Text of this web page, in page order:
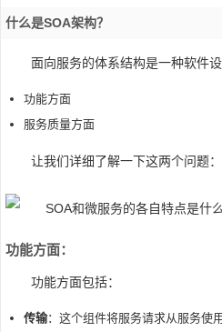
什么是SOA架构？
面向服务的体系结构是一种软件
功能方面
服务质量方面
让我们详细了解一下这两个问题：
功能方面：
功能方面包括：
传输：这个组件将服务请求从服务使